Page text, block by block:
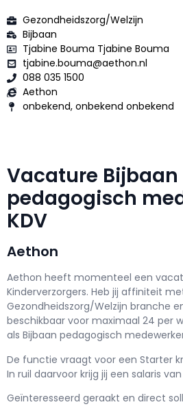
Gezondheidszorg/Welzijn
Bijbaan
Tjabine Bouma Tjabine Bouma
tjabine.bouma@aethon.nl
088 035 1500
Aethon
onbekend, onbekend onbekend
Vacature Bijbaan
pedagogisch
KDV
Aethon
Aethon heeft momenteel een
Kinderverzorgers. Heb jij affiniteit
Gezondheidszorg/Welzijn branche
beschikbaar voor maximaal 24 per
als Bijbaan pedagogisch
De functie vraagt voor een Starter
In ruil daarvoor krijg jij een salaris van
Geïnteresseerd geraakt en direct